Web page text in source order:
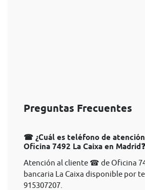
Preguntas Frecuentes
☎ ¿Cuál es teléfono de
Oficina 7492 La Caixa en Madrid❓
Atención al cliente ☎ de Oficina
bancaria La Caixa disponible por
915307207.